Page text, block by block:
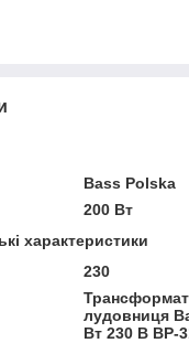
Bass Polska
200 Вт
характеристики
230
лудовниця
Вт 230 В BP-